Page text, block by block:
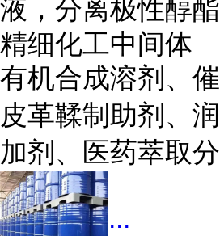
液，分离极性醇酯
精细化工中间体
有机合成溶剂、
皮革鞣制助剂、
加剂、医药萃取分
...